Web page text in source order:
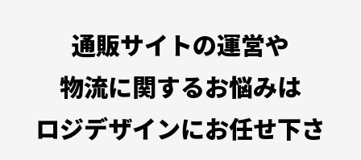
通販サイトの運営や
物流に関するお悩みは
ロジデザインにお任せ下さ